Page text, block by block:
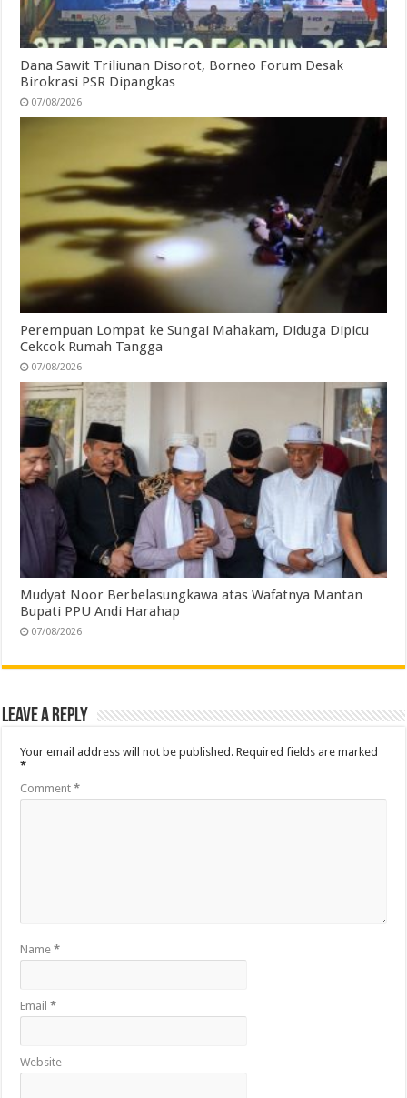
Dana Sawit Triliunan Disorot, Borneo Forum Desak
Birokrasi PSR Dipangkas
07/08/2026
Perempuan Lompat ke Sungai Mahakam, Diduga Dipicu
Cekcok Rumah Tangga
07/08/2026
Mudyat Noor Berbelasungkawa atas Wafatnya Mantan
Bupati PPU Andi Harahap
07/08/2026
Leave a Reply
Your email address will not be published. Required fields are marked
*
Comment*
Name*
Email*
Website